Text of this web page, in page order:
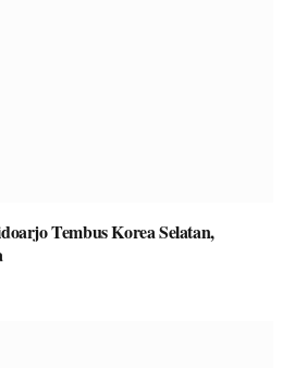
Tembus Korea Selatan,